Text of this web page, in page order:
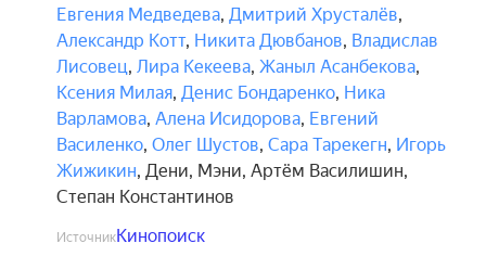
Евгения Медведева, Дмитрий Хрусталёв,
Александр Котт, Никита Дювбанов, Владислав
Лисовец, Лира Кекеева, Жаныл Асанбекова,
Ксения Милая, Денис Бондаренко, Ника
Варламова, Алена Исидорова, Евгений
Василенко, Олег Шустов, Сара Тарекегн, Игорь
Жижикин, Дени, Мэни, Артём Василишин,
Степан Константинов
ИсточникКинопоиск